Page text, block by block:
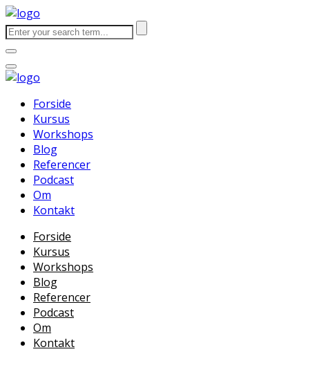
Forside
Kursus
Workshops
Blog
Referencer
Podcast
Om
Kontakt
Forside
Kursus
Workshops
Blog
Referencer
Podcast
Om
Kontakt